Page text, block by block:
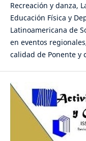
Recreación y danza,
Educación Física y
Latinoamericana de
en eventos
calidad de Ponente y